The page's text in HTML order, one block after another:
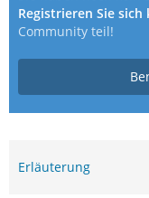
Registrieren Sie
Community teil!
Erläuterung